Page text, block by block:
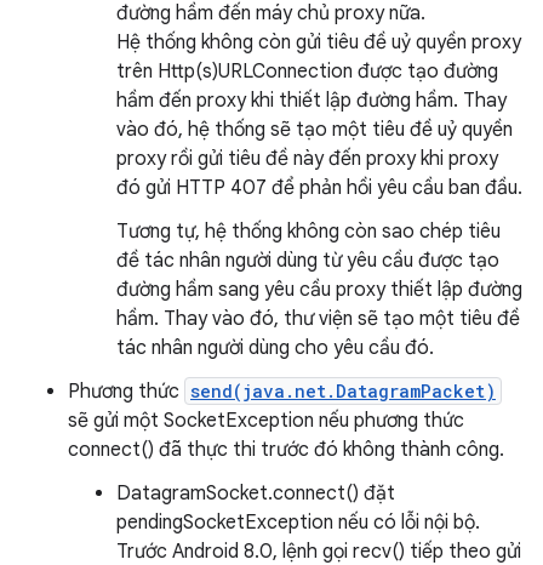
đường hầm đến máy chủ proxy nữa.
Hệ thống không còn gửi tiêu đề uỷ quyền proxy
trên Http(s)URLConnection được tạo đường
hầm đến proxy khi thiết lập đường hầm. Thay
vào đó, hệ thống sẽ tạo một tiêu đề uỷ quyền
proxy rồi gửi tiêu đề này đến proxy khi proxy
đó gửi HTTP 407 để phản hồi yêu cầu ban đầu.
Tương tự, hệ thống không còn sao chép tiêu
đề tác nhân người dùng từ yêu cầu được tạo
đường hầm sang yêu cầu proxy thiết lập đường
hầm. Thay vào đó, thư viện sẽ tạo một tiêu đề
tác nhân người dùng cho yêu cầu đó.
Phương thức send(java.net.DatagramPacket)
sẽ gửi một SocketException nếu phương thức
connect() đã thực thi trước đó không thành công.
DatagramSocket.connect() đặt
pendingSocketException nếu có lỗi nội bộ.
Trước Android 8.0, lệnh gọi recv() tiếp theo gửi